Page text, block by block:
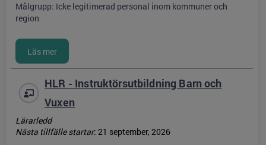
Målgrupp: Icke legitimerad personal inom kommuner och
region
HLR - Instruktörsutbildning Barn och
Vuxen
Lärarledd
Nästa tillfälle startar: 21 september, 2026